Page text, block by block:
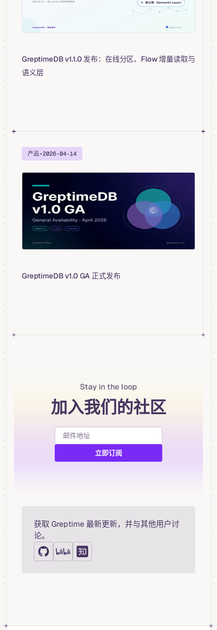
GreptimeDB v1.1.0 发布：在线分区、Flow 增量读取与
语义层
产品•2026-04-14
GreptimeDB v1.0 GA 正式发布
Stay in the loop
加入我们的社区
获取 Greptime 最新更新，并与其他用户讨
论。